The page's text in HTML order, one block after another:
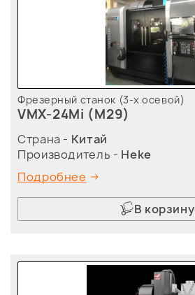
Фрезерный станок (3-х осевой)
VMX-24Mi (M29)
Страна - Китай
Производитель - Heke
Подробнее
В корзину